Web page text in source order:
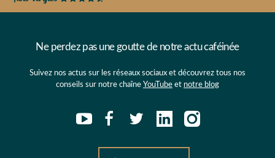
Ne perdez pas une goutte de notre actu caféinée
Suivez nos actus sur les réseaux sociaux et découvrez tous nos
conseils sur notre chaîne YouTube et notre blog